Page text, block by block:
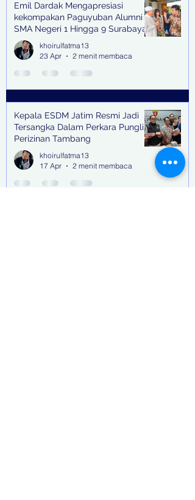
Emil Dardak Mengapresiasi
kekompakan Paguyuban Alumni
SMA Negeri 1 Hingga 9 Surabaya
(Pasmanbaya) dalam Kegiatan
Halal Bihalal
khoirulfatma13
23 Apr
2 menit membaca
Kepala ESDM Jatim Resmi Jadi
Tersangka Dalam Perkara Pungli
Perizinan Tambang
khoirulfatma13
17 Apr
2 menit membaca